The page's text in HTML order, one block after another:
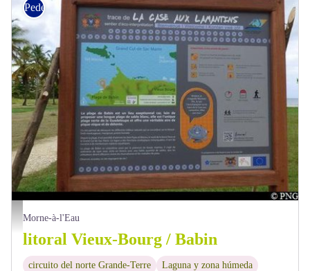
arrivée à Babin - PNG
Pedestre
Morne-à-l'Eau
litoral Vieux-Bourg / Babin
circuito del norte Grande-Terre
Laguna y zona húmeda